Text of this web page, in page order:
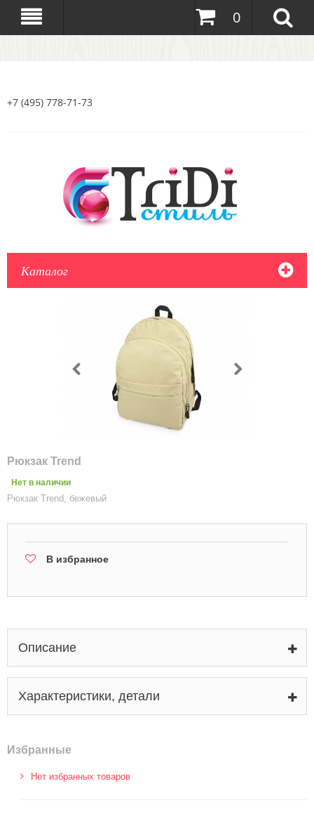
0
+7 (495) 778-71-73
Каталог
Рюкзак Trend
Нет в наличии
Рюкзак Trend, бежевый
В избранное
Описание
Характеристики, детали
Избранные
Нет избранных товаров